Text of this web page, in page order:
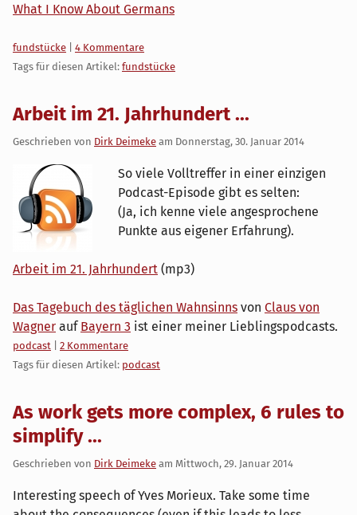
What I Know About Germans
Kategorien:
fundstücke
4 Kommentare
Tags für diesen Artikel: fundstücke
Arbeit im 21. Jahrhundert ...
Geschrieben von Dirk Deimeke am Donnerstag, 30. Januar 2014
So viele Volltreffer in einer einzigen
Podcast-Episode gibt es selten:
(Ja, ich kenne viele angesprochene
Punkte aus eigener Erfahrung).
Arbeit im 21. Jahrhundert (mp3)
Das Tagebuch des täglichen Wahnsinns von Claus von
Wagner aufBayern 3 ist einer meiner Lieblingspodcasts.
Kategorien:
podcast
2 Kommentare
Tags für diesen Artikel: podcast
As work gets more complex, 6 rules to
simplify ...
Geschrieben von Dirk Deimeke am Mittwoch, 29. Januar 2014
Interesting speech of Yves Morieux. Take some time